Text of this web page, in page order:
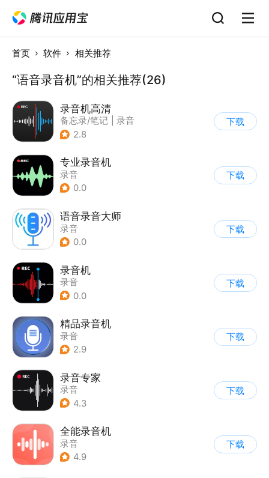
首页 软件 相关推荐
“语音录音机”的相关推荐(26)
录音机高清
备忘录/笔记
录音
2.8
下载
专业录音机
录音
0.0
下载
语音录音大师
录音
0.0
下载
录音机
录音
0.0
下载
精品录音机
录音
2.9
下载
录音专家
录音
4.3
下载
全能录音机
录音
4.9
下载